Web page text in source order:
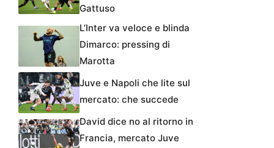
Gattuso
L’Inter va veloce e blinda
Dimarco: pressing di
Marotta
Juve e Napoli che lite sul
mercato: che succede
David dice no al ritorno in
Francia, mercato Juve